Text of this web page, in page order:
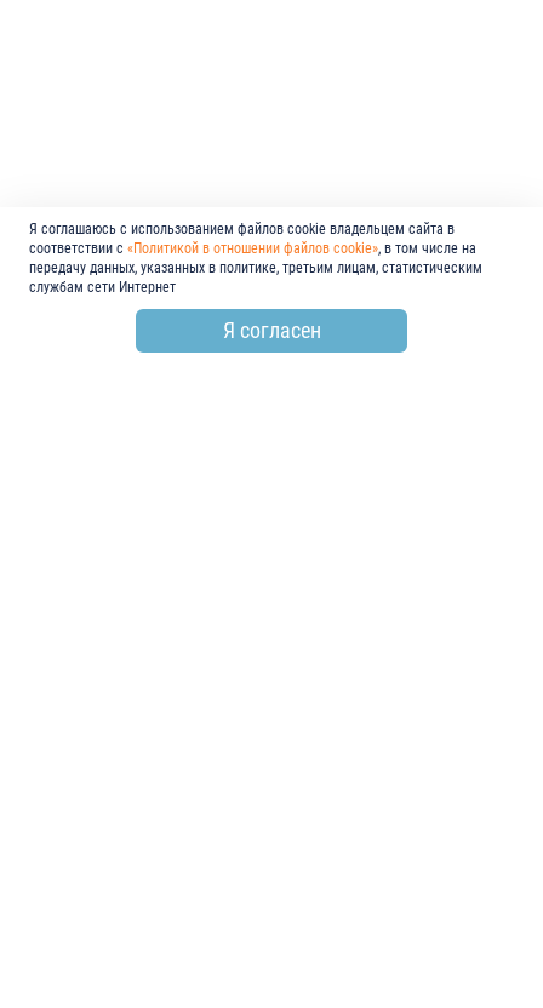
Я соглашаюсь с использованием файлов cookie владельцем сайта в
соответствии с «Политикой в отношении файлов cookie», в том числе на
передачу данных, указанных в политике, третьим лицам, статистическим
службам сети Интернет
Я согласен